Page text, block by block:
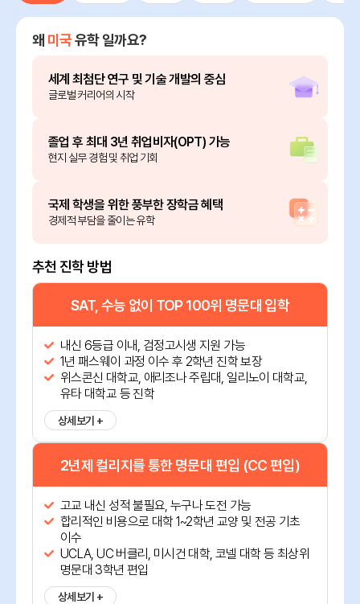
왜 미국유학 일까요?
세계 최첨단 연구 및 기술 개발의 중심
글로벌 커리어의 시작
졸업 후 최대 3년 취업비자(OPT) 가능
현지 실무 경험 및 취업 기회
국제 학생을 위한 풍부한 장학금 혜택
경제적 부담을 줄이는 유학
추천 진학 방법
SAT, 수능 없이 TOP 100위 명문대 입학
내신 6등급 이내, 검정고시생 지원 가능
1년 패스웨이 과정 이수 후 2학년 진학 보장
위스콘신 대학교, 애리조나 주립대, 일리노이 대학교,
유타 대학교 등 진학
상세보기 +
2년제 컬리지를 통한 명문대 편입 (CC 편입)
고교 내신 성적 불필요, 누구나 도전 가능
합리적인 비용으로 대학 1~2학년 교양 및 전공 기초
이수
UCLA, UC 버클리, 미시건 대학, 코넬 대학 등 최상위
명문대 3학년 편입
상세보기 +